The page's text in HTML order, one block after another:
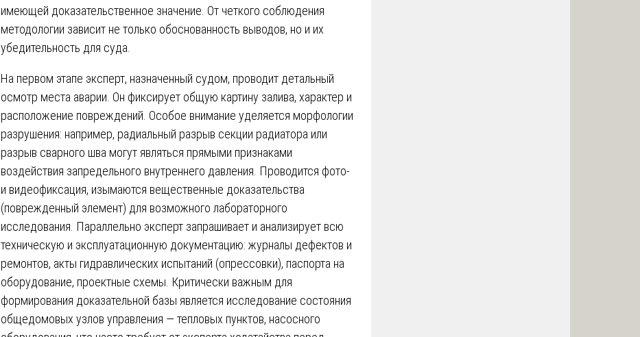
имеющей доказательственное значение. От четкого соблюдения
методологии зависит не только обоснованность выводов, но и их
убедительность для суда.
На первом этапе эксперт, назначенный судом, проводит детальный
осмотр места аварии. Он фиксирует общую картину залива, характер и
расположение повреждений. Особое внимание уделяется морфологии
разрушения: например, радиальный разрыв секции радиатора или
разрыв сварного шва могут являться прямыми признаками
воздействия запредельного внутреннего давления. Проводится фото-
и видеофиксация, изымаются вещественные доказательства
(поврежденный элемент) для возможного лабораторного
исследования. Параллельно эксперт запрашивает и анализирует всю
техническую и эксплуатационную документацию: журналы дефектов и
ремонтов, акты гидравлических испытаний (опрессовки), паспорта на
оборудование, проектные схемы. Критически важным для
формирования доказательной базы является исследование состояния
общедомовых узлов управления — тепловых пунктов, насосного